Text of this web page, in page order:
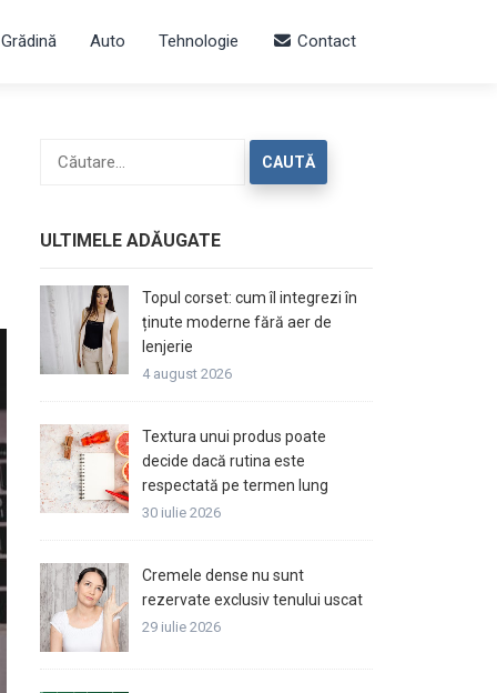
Auto Tehnologie Contact
după:
ULTIMELE ADĂUGATE
Topul corset: cum îl integrezi în
ținute moderne fără aer de
lenjerie
4 august 2026
Textura unui produs poate
decide dacă rutina este
respectată pe termen lung
30 iulie 2026
Cremele dense nu sunt
rezervate exclusiv tenului uscat
29 iulie 2026